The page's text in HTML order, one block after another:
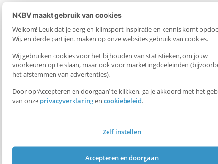
NKBV maakt gebruik van cookies
Welkom! Leuk dat je berg en-klimsport inspiratie en kennis komt
Wij, en derde partijen, maken op onze websites gebruik van cookies.
Wij gebruiken cookies voor het bijhouden van statistieken, om jouw
voorkeuren op te slaan, maar ook voor marketingdoeleinden
het afstemmen van advertenties).
Door op ‘Accepteren en doorgaan’ te klikken, ga je akkoord met het
van onze privacyverklaringencookiebeleid.
Zelf instellen
Accepteren en doorgaan
digitalisering van dit formulier. Vul het
onze verzekeraar Hienfeld:
schade@hienfeld.nl. Een snelle
afhandeling van de schade kun je
bevorderen door de originele nota's,
plaatsbewijzen, e.d. mee te sturen met
het volledig ingevulde
schadeformulier. Als je de